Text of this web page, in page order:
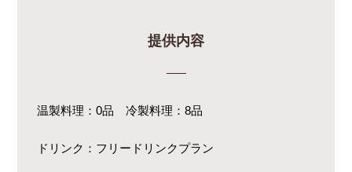
提供内容
温製料理：0品 冷製料理：8品
ドリンク：フリードリンクプラン